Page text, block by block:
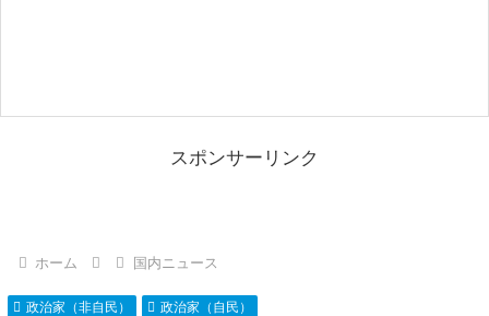
スポンサーリンク
ホーム 国内ニュース
政治家（非自民） 政治家（自民）